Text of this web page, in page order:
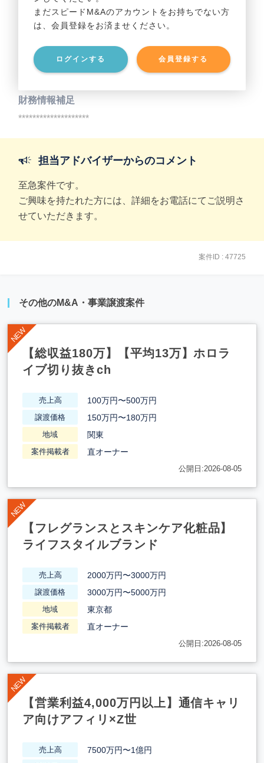
まだスピードM&Aのアカウントをお持ちでない方
は、会員登録をお済ませください。
ログインする 会員登録する
事業資産 ********************
事業負債 ********************
財務情報補足
********************
担当アドバイザーからのコメント
至急案件です。
ご興味を持たれた方には、詳細をお電話にてご説明さ
せていただきます。
案件ID : 47725
その他のM&A・事業譲渡案件
【総収益180万】【平均13万】ホロラ
イブ切り抜きch
売上高 100万円〜500万円
譲渡価格 150万円〜180万円
地域 関東
案件掲載者 直オーナー
公開日:2026-08-05
【フレグランスとスキンケア化粧品】
ライフスタイルブランド
売上高 2000万円〜3000万円
譲渡価格 3000万円〜5000万円
地域 東京都
案件掲載者 直オーナー
公開日:2026-08-05
【営業利益4,000万円以上】通信キャリ
ア向けアフィリ×Z世
売上高 7500万円〜1億円